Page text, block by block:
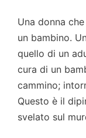
Una donna
un bambino.
quello di un
cura di un
cammino;
Questo è il
svelato sul